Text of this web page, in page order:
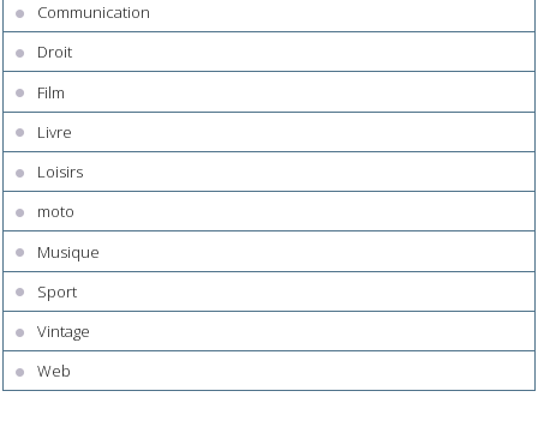
Communication
Droit
Film
Livre
Loisirs
moto
Musique
Sport
Vintage
Web